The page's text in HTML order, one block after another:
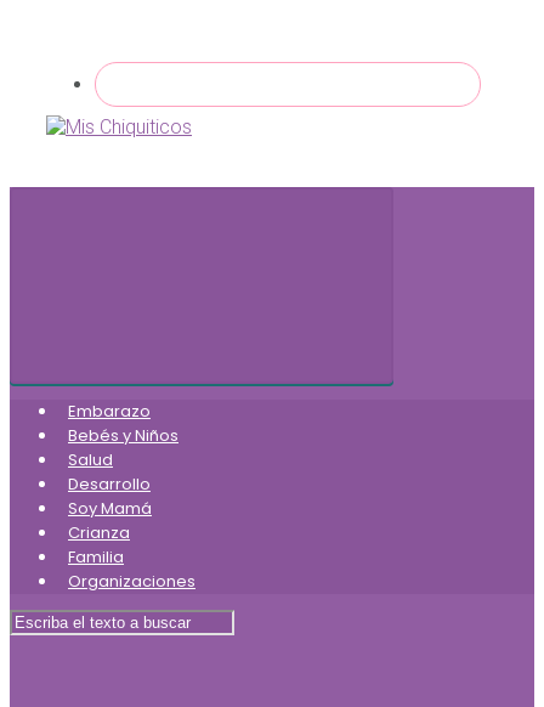
Embarazo
Bebés y Niños
Salud
Desarrollo
Soy Mamá
Crianza
Familia
Organizaciones